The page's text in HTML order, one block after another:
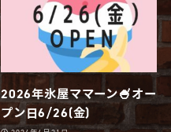
2026年氷屋ママーン🍧オー
プン日6/26(金)